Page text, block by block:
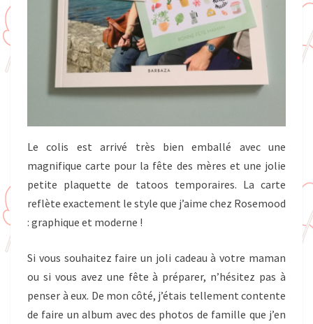
Le colis est arrivé très bien emballé avec une
magnifique carte pour la fête des mères et une jolie
petite plaquette de tatoos temporaires. La carte
reflète exactement le style que j’aime chez Rosemood
: graphique et moderne !
Si vous souhaitez faire un joli cadeau à votre maman
ou si vous avez une fête à préparer, n’hésitez pas à
penser à eux. De mon côté, j’étais tellement contente
de faire un album avec des photos de famille que j’en